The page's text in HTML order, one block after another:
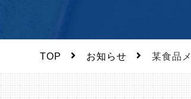
TOP お知らせ 某食品